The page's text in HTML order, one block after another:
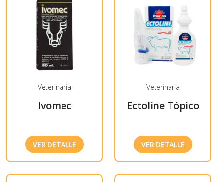
Veterinaria
Ivomec
VER DETALLE
Veterinaria
Ectoline Tópico
VER DETALLE